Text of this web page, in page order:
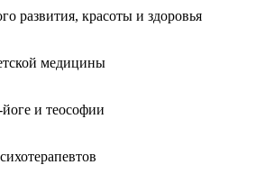
развития, красоты и здоровья
медицины
и теософии